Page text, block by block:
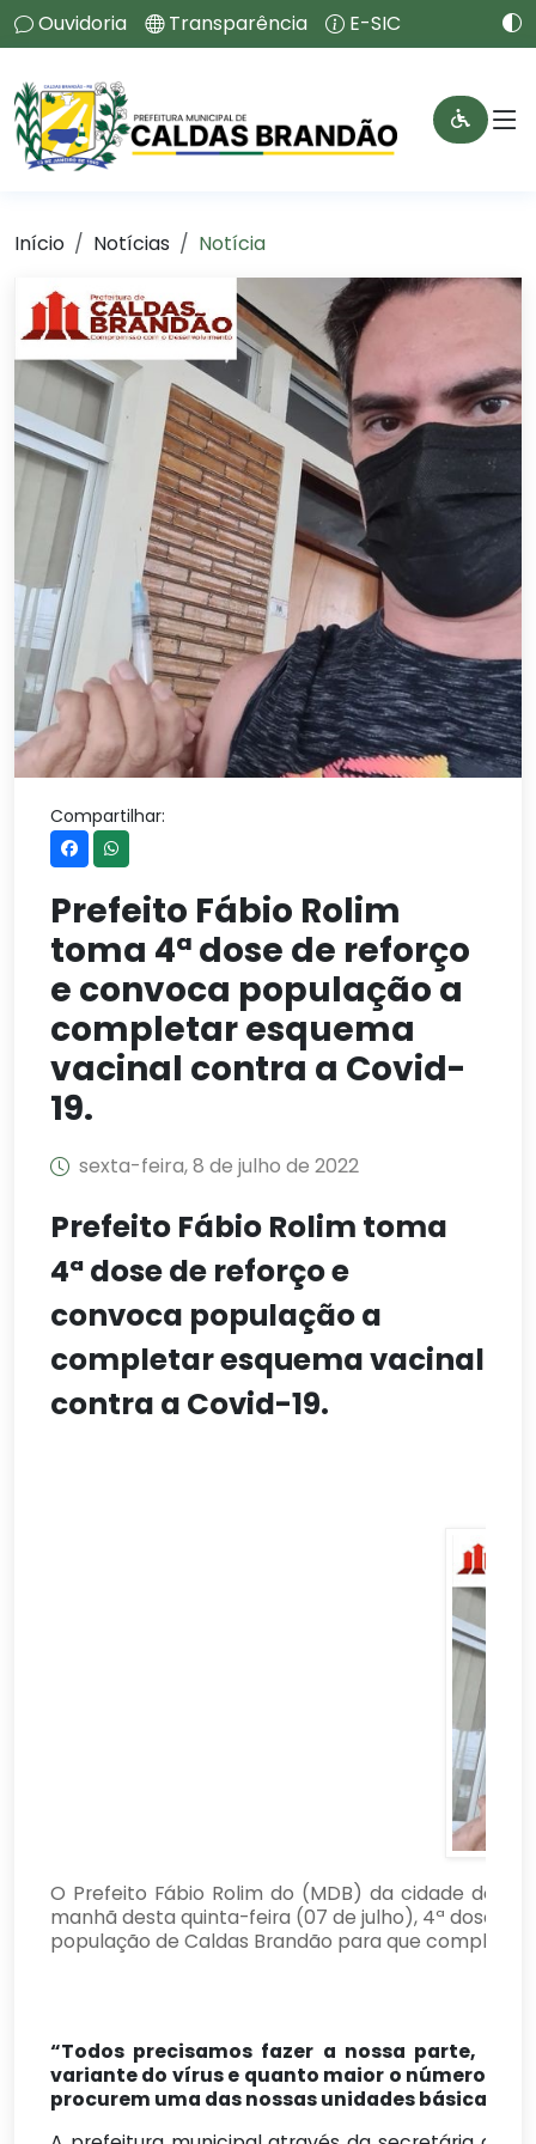
Ouvidoria Transparência E-SIC
Início Notícias Notícia
Compartilhar:
Prefeito Fábio Rolim
toma 4ª dose de reforço
e convoca população a
completar esquema
vacinal contra a Covid-
19.
sexta-feira, 8 de julho de 2022
Prefeito Fábio Rolim toma
4ª dose de reforço e
convoca população a
completar esquema vacinal
contra a Covid-19.
O Prefeito Fábio Rolim do (MDB) da cidade de
manhã desta quinta-feira (07 de julho), 4ª dose
população de Caldas Brandão para que
“Todos precisamos fazer a nossa parte,
variante do vírus e quanto maior o número de
procurem uma das nossas unidades básica de